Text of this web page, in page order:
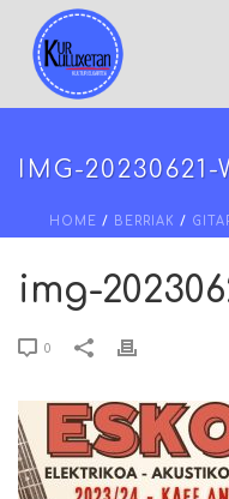
IMG-20230621-
HOME / BERRIAK /
img-
0